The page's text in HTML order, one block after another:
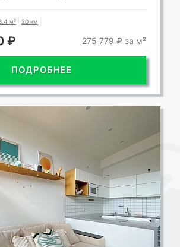
м² 20 км
₽ 275 779 ₽ за м²
ПОДРОБНЕЕ
ВСЕ ФОТО